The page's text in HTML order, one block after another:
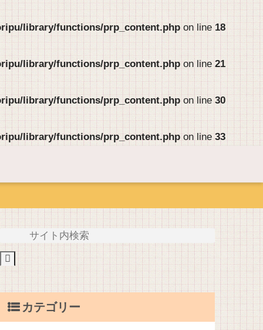
library/functions/prp_content.php on line 18
library/functions/prp_content.phpon line 21
library/functions/prp_content.php on line 30
library/functions/prp_content.php on line 33
カテゴリー